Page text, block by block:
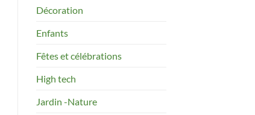
Décoration
Enfants
Fêtes et célébrations
High tech
Jardin -Nature